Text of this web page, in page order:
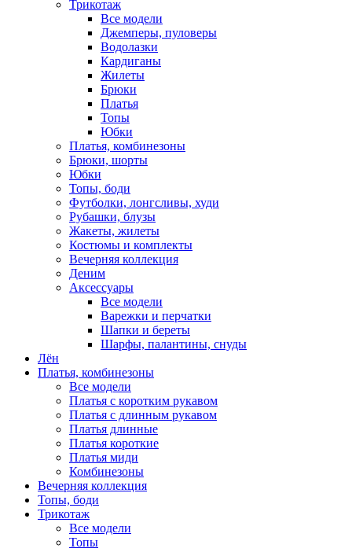
Трикотаж
Все модели
Джемперы, пуловеры
Водолазки
Кардиганы
Жилеты
Брюки
Платья
Топы
Юбки
Платья, комбинезоны
Брюки, шорты
Юбки
Топы, боди
Футболки, лонгсливы, худи
Рубашки, блузы
Жакеты, жилеты
Костюмы и комплекты
Вечерняя коллекция
Деним
Аксессуары
Все модели
Варежки и перчатки
Шапки и береты
Шарфы, палантины, снуды
Лён
Платья, комбинезоны
Все модели
Платья с коротким рукавом
Платья с длинным рукавом
Платья длинные
Платья короткие
Платья миди
Комбинезоны
Вечерняя коллекция
Топы, боди
Трикотаж
Все модели
Топы